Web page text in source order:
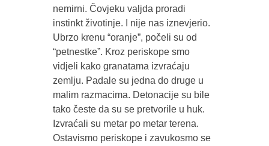
nemirni. Čovjeku valjda proradi
instinkt životinje. I nije nas iznevjerio.
Ubrzo krenu “oranje”, počeli su od
“petnestke”. Kroz periskope smo
vidjeli kako granatama izvraćaju
zemlju. Padale su jedna do druge u
malim razmacima. Detonacije su bile
tako česte da su se pretvorile u huk.
Izvraćali su metar po metar terena.
Ostavismo periskope i zavukosmo se